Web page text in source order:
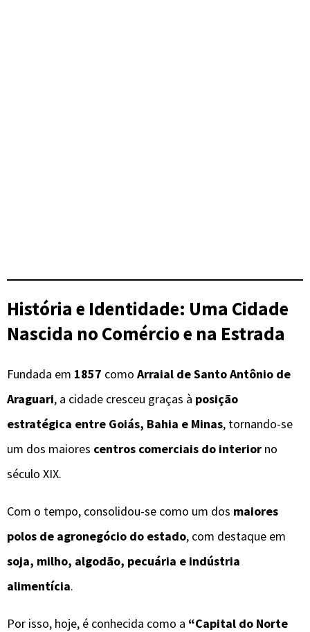
História e Identidade: Uma Cidade
Nascida no Comércio e na Estrada
Fundada em 1857 como Arraial de Santo Antônio de
Araguari, a cidade cresceu graças à posição
estratégica entre Goiás, Bahia e Minas, tornando-se
um dos maiores centros comerciais do interior no
século XIX.
Com o tempo, consolidou-se como um dos maiores
polos de agronegócio do estado, com destaque em
soja, milho, algodão, pecuária e indústria
alimentícia.
Por isso, hoje, é conhecida como a “Capital do Norte